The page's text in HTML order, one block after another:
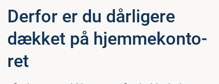
Derfor er du dårligere
dækket på hjem­me­kon­to­
ret